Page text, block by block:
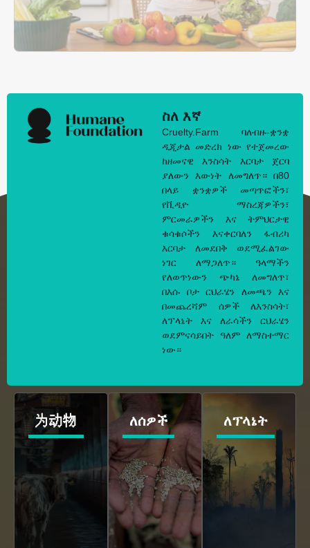
ስለ እኛ
Cruelty.Farm ባለብዙ-ቋንቋ
ዲጂታል መድረክ ነው የተጀመረው
ከዘመናዊ እንስሳት እርባታ ጀርባ
ያለውን እውነት ለመግለጥ። በ80
በላይ ቋንቋዎች መጣጥፎችን፣
የቪዲዮ ማስረጃዎችን፣
ምርመራዎችን እና ትምህርታዊ
ቁሳቁሶችን እናቀርባለን ፋብሪካ
እርባታ ለመደበቅ ወደሚፈልገው
ነገር ለማጋለጥ። ዓላማችን
የለወጥነውን ጭካኔ ለመግለጥ፣
በእሱ ቦታ ርህራሄን ለመጫን እና
በመጨረሻም ሰዎች ለእንስሳት፣
ለፕላኔት እና ለራሳችን ርህራሄን
ወደምናሳይበት ዓለም ለማስተማር
ነው።
为动物 ለሰዎች ለፕላኔት